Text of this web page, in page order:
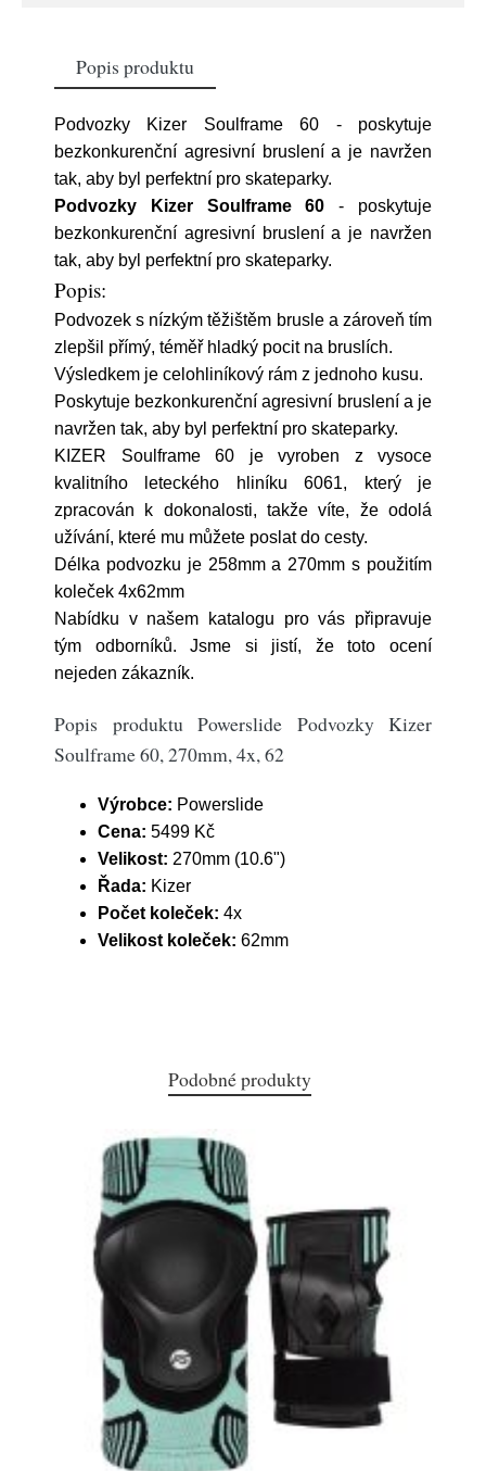
Popis produktu
Podvozky Kizer Soulframe 60 - poskytuje
bezkonkurenční agresivní bruslení a je navržen
tak, aby byl perfektní pro skateparky.
Podvozky Kizer Soulframe 60 - poskytuje
bezkonkurenční agresivní bruslení a je navržen
tak, aby byl perfektní pro skateparky.
Popis:
Podvozek s nízkým těžištěm brusle a zároveň tím
zlepšil přímý, téměř hladký pocit na bruslích.
Výsledkem je celohliníkový rám z jednoho kusu.
Poskytuje bezkonkurenční agresivní bruslení a je
navržen tak, aby byl perfektní pro skateparky.
KIZER Soulframe 60 je vyroben z vysoce
kvalitního leteckého hliníku 6061, který je
zpracován k dokonalosti, takže víte, že odolá
užívání, které mu můžete poslat do cesty.
Délka podvozku je 258mm a 270mm s použitím
koleček 4x62mm
Nabídku v našem katalogu pro vás připravuje
tým odborníků. Jsme si jistí, že toto ocení
nejeden zákazník.
Popis produktu Powerslide Podvozky Kizer
Soulframe 60, 270mm, 4x, 62
Výrobce: Powerslide
Cena: 5499 Kč
Velikost: 270mm (10.6")
Řada: Kizer
Počet koleček: 4x
Velikost koleček: 62mm
Podobné produkty